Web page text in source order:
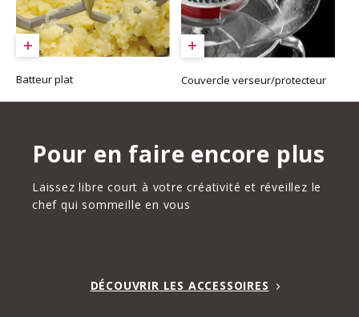
Batteur plat Couvercle verseur/protecteur
Pour en faire encore plus
Laissez libre court à votre créativité et réveillez le
chef qui sommeille en vous
DÉCOUVRIR LES ACCESSOIRES